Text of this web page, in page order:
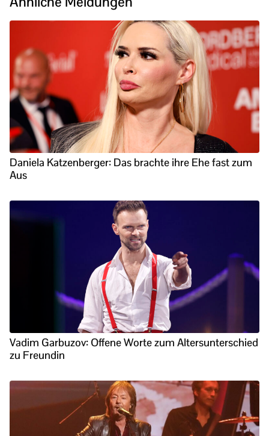
Daniela Katzenberger: Das brachte ihre Ehe fast zum
Aus
Vadim Garbuzov: Offene Worte zum Altersunterschied
zu Freundin